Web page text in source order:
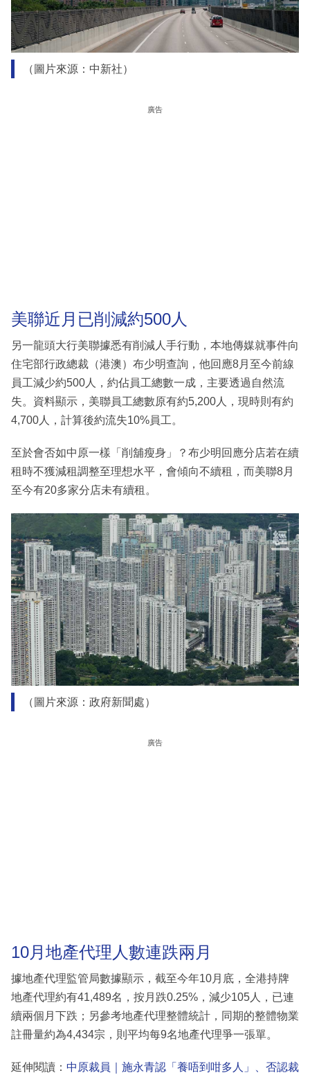
（圖片來源：中新社）
廣告
美聯近月已削減約500人
另一龍頭大行美聯據悉有削減人手行動，本地傳媒就事件向
住宅部行政總裁（港澳）布少明查詢，他回應8月至今前線
員工減少約500人，約佔員工總數一成，主要透過自然流
失。資料顯示，美聯員工總數原有約5,200人，現時則有約
4,700人，計算後約流失10%員工。
至於會否如中原一樣「削舖瘦身」？布少明回應分店若在續
租時不獲減租調整至理想水平，會傾向不續租，而美聯8月
至今有20多家分店未有續租。
（圖片來源：政府新聞處）
廣告
10月地產代理人數連跌兩月
據地產代理監管局數據顯示，截至今年10月底，全港持牌
地產代理約有41,489名，按月跌0.25%，減少105人，已連
續兩個月下跌；另參考地產代理整體統計，同期的整體物業
註冊量約為4,434宗，則平均每9名地產代理爭一張單。
延伸閱讀： 中原裁員｜施永青認「養唔到咁多人」、否認裁